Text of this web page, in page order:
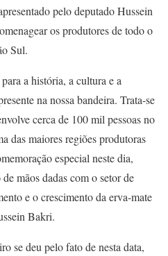
pelo deputado Hussein
os produtores de todo o
Sul.
a história, a cultura e a
na nossa bandeira. Trata-se
cerca de 100 mil pessoas no
das maiores regiões produtoras
especial neste dia,
mãos dadas com o setor de
e o crescimento da erva-mate
Bakri.
se deu pelo fato de nesta data,